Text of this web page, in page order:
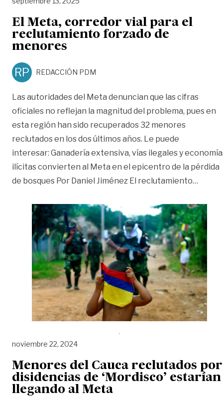
El Meta, corredor vial para el
reclutamiento forzado de
menores
RP REDACCIÓN PDM
Las autoridades del Meta denuncian que las cifras
oficiales no reflejan la magnitud del problema, pues en
esta región han sido recuperados 32 menores
reclutados en los dos últimos años. Le puede
interesar: Ganadería extensiva, vías ilegales y
ilícitas convierten al Meta en el epicentro de la pérdida
de bosques Por Daniel Jiménez El reclutamiento…
noviembre 22, 2024
Menores del Cauca reclutados por
disidencias de ‘Mordisco’ estarían
llegando al Meta